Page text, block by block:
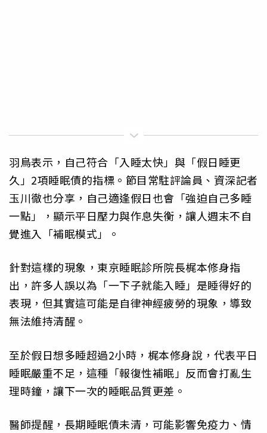
羽鳥表示，自己符合「入睡太快」與「假日睡更
久」2項睡眠債的指標。節目常駐評論員、資深記者
玉川徹也分享，自己適逢假日也會「強迫自己多睡
一點」，顯示平日壓力與作息失衡，讓人週末不自
覺進入「補眠模式」。
針對這樣的現象，東京睡眠診所院長梶本修身指
出，許多人誤以為「一下子就能入睡」是睡得好的
表現，但其實這可能是自律神經疲勞的現象，導致
無法維持清醒。
至於假日想多睡超過2小時，梶本修身說，代表平日
睡眠嚴重不足，這種「報復性補眠」反而會打亂生
理時鐘，讓下一次的睡眠品質更差。
醫師提醒，長期睡眠債未清，可能影響免疫力、情